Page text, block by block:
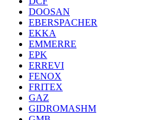
DOOSAN
EBERSPACHER
EKKA
EMMERRE
EPK
ERREVI
FENOX
FRITEX
GAZ
GIDROMASHM